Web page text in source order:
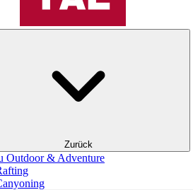
Zurück
Outdoor & Adventure